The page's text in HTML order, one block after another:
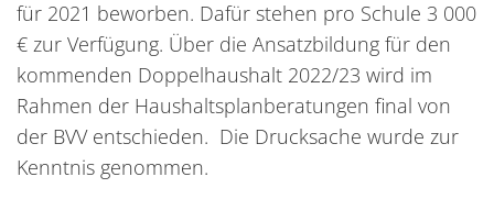
für 2021 beworben. Dafür stehen pro Schule 3 000
€ zur Verfügung. Über die Ansatzbildung für den
kommenden Doppelhaushalt 2022/23 wird im
Rahmen der Haushaltsplanberatungen final von
der BVV entschieden. Die Drucksache wurde zur
Kenntnis genommen.